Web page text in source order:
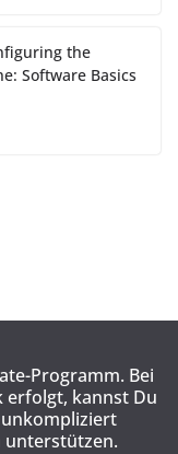
the
Software Basics
Programm. Bei
erfolgt, kannst Du
unterstützen.